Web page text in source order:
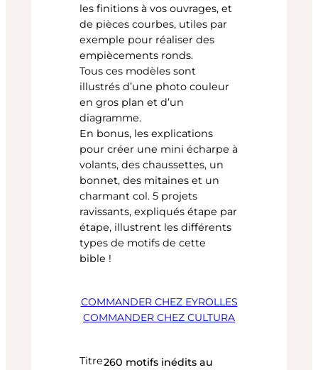
les finitions à vos ouvrages, et
de pièces courbes, utiles par
exemple pour réaliser des
empiècements ronds.
Tous ces modèles sont
illustrés d’une photo couleur
en gros plan et d’un
diagramme.
En bonus, les explications
pour créer une mini écharpe à
volants, des chaussettes, un
bonnet, des mitaines et un
charmant col. 5 projets
ravissants, expliqués étape par
étape, illustrent les différents
types de motifs de cette
bible !
COMMANDER CHEZ EYROLLES
COMMANDER CHEZ CULTURA
Titre260 motifs inédits au